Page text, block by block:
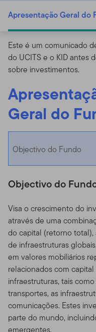
Apresentação Geral do
Este é um comunicado
do UCITS e o KID antes
sobre investimentos.
Geral do
Objectivo do Fundo
Objectivo do
Visa o crescimento do
através de uma
do capital (retorno
de infraestruturas
em valores mobiliários
relacionados com
infraestruturas, tais
transportes, as
comunicações. Estes
parte do mundo,
emergentes.